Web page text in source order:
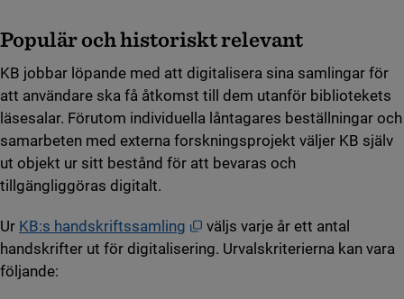
Populär och historiskt relevant
KB jobbar löpande med att digitalisera sina samlingar för
att användare ska få åtkomst till dem utanför bibliotekets
läsesalar. Förutom individuella låntagares beställningar och
samarbeten med externa forskningsprojekt väljer KB själv
ut objekt ur sitt bestånd för att bevaras och
tillgängliggöras digitalt.
Ur KB:s handskriftssamling Öppnas i nytt fönster.
väljs varje år ett antal
handskrifter ut för digitalisering. Urvalskriterierna kan vara
följande: